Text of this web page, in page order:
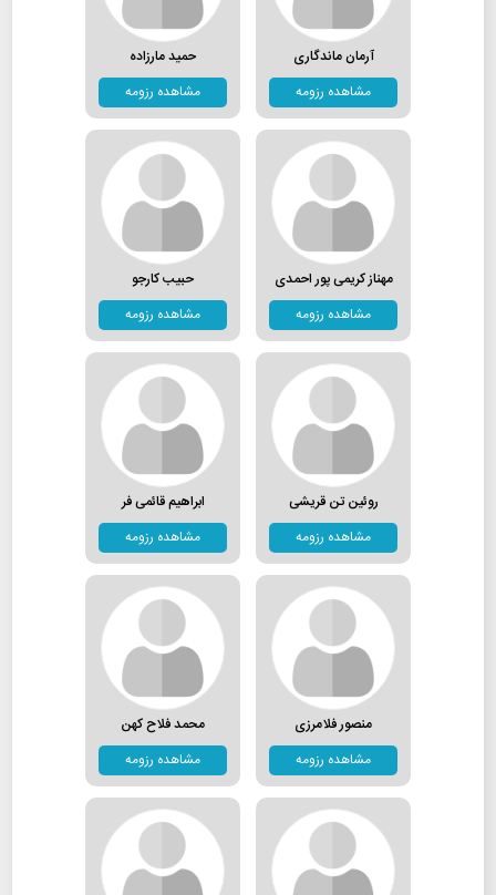
آرمان ماندگاری
مشاهده رزومه
حمید مارزاده
مشاهده رزومه
مهناز کریمی پور احمدی
مشاهده رزومه
حبیب کارجو
مشاهده رزومه
روئین تن قریشی
مشاهده رزومه
ابراهیم قائمی فر
مشاهده رزومه
منصور فلامرزی
مشاهده رزومه
محمد فلاح کهن
مشاهده رزومه